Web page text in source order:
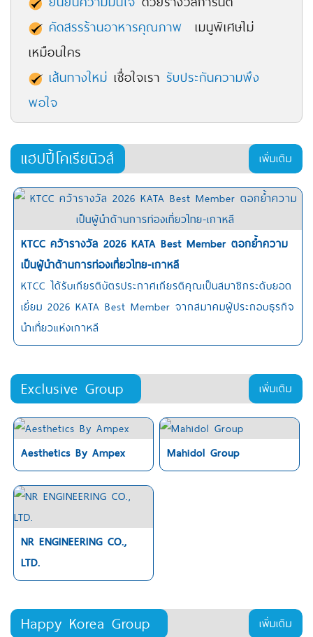
คัดสรรร้านอาหารคุณภาพ เมนูพิเศษไม่
เหมือนใคร
เส้นทางใหม่ เชื่อใจเรา รับประกันความพึง
พอใจ
แฮปปี้โคเรียนิวส์ เพิ่มเติม
KTCC คว้ารางวัล 2026 KATA Best Member ตอกย้ำความ
เป็นผู้นำด้านการท่องเที่ยวไทย-เกาหลี
KTCC ได้รับเกียรติบัตรประกาศเกียรติคุณเป็นสมาชิกระดับยอด
เยี่ยม 2026 KATA Best Member จากสมาคมผู้ประกอบธุรกิจ
นำเที่ยวแห่งเกาหลี
Exclusive Group เพิ่มเติม
Aesthetics By Ampex Mahidol Group
NR ENGINEERING CO.,
LTD.
Happy Korea Group เพิ่มเติม